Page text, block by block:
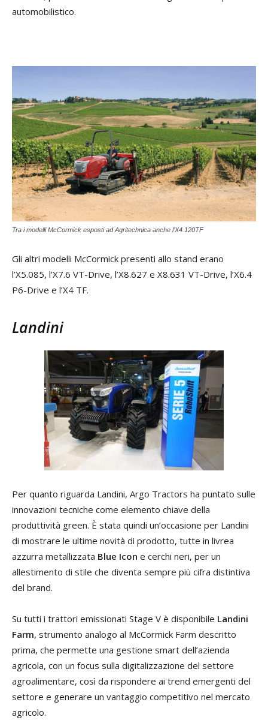
automobilistico.
Tra i modelli McCormick esposti ad Agritechnica anche l’X4.120TF
Gli altri modelli McCormick presenti allo stand erano
l’X5.085, l’X7.6 VT-Drive, l’X8.627 e X8.631 VT-Drive, l’X6.4
P6-Drive e l’X4 TF.
Landini
Per quanto riguarda Landini, Argo Tractors ha puntato sulle
innovazioni tecniche come elemento chiave della
produttività green. È stata quindi un’occasione per Landini
di mostrare le ultime novità di prodotto, tutte in livrea
azzurra metallizzata Blue Icon e cerchi neri, per un
allestimento di stile che diventa sempre più cifra distintiva
del brand.
Su tutti i trattori emissionati Stage V è disponibile Landini
Farm, strumento analogo al McCormick Farm descritto
prima, che permette una gestione smart dell’azienda
agricola, con un focus sulla digitalizzazione del settore
agroalimentare, così da rispondere ai trend emergenti del
settore e generare un vantaggio competitivo nel mercato
agricolo.